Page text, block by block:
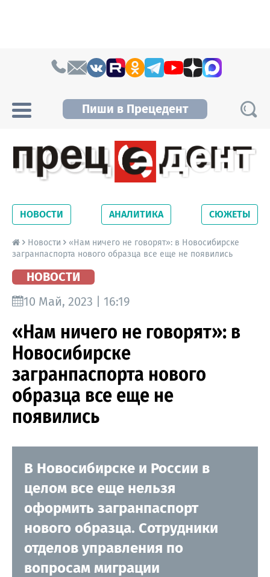
Пиши в Прецедент
Новосибирской области. Читайте свежие
новости на сайте сетевого издания
Precedent.
НОВОСТИ АНАЛИТИКА СЮЖЕТЫ
Новости
«Нам ничего не говорят»: в Новосибирске
загранпаспорта нового образца все еще не появились
НОВОСТИ
10 Май, 2023 | 16:19
«Нам ничего не говорят»: в
Новосибирске
загранпаспорта нового
образца все еще не
появились
В Новосибирске и России в
целом все еще нельзя
оформить загранпаспорт
нового образца. Сотрудники
отделов управления по
вопросам миграции